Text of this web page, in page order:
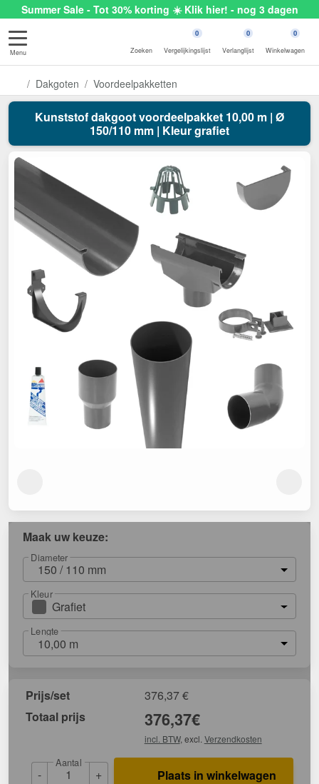
Summer Sale - Tot 30% korting ☀️ Klik hier! - nog 3 dagen
Menu Zoeken
0
Vergelijkingslijst
0
Verlanglijst
0
Winkelwagen
Dakgoten Voordeelpakketten
Kunststof dakgoot voordeelpakket 10,00 m | Ø
150/110 mm | Kleur grafiet
Maak uw keuze:
Diameter
150 / 110 mm
Kleur
Grafiet
Lengte
10,00 m
Prijs/set 376,37€
Totaal prijs
376,37€
incl. BTW, excl. Verzendkosten
-
Aantal
+ Plaats in winkelwagen